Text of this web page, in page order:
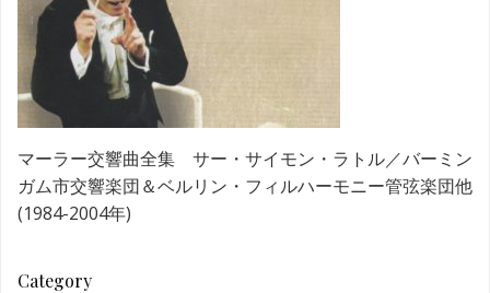
マーラー交響曲全集 サー・サイモン・ラトル／バーミン
ガム市交響楽団＆ベルリン・フィルハーモニー管弦楽団他
(1984-2004年)
Category